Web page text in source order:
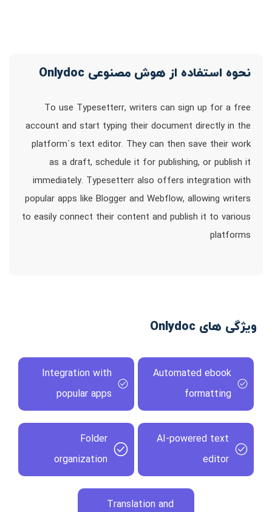
نحوه استفاده از هوش مصنوعی Onlydoc
To use Typesetterr, writers can sign up for a free
account and start typing their document directly in the
platform`s text editor. They can then save their work
as a draft, schedule it for publishing, or publish it
immediately. Typesetterr also offers integration with
popular apps like Blogger and Webflow, allowing writers
to easily connect their content and publish it to various
platforms
ویژگی های Onlydoc
Automated ebook
formatting
Integration with
popular apps
AI-powered text
editor
Folder
organization
Translation and